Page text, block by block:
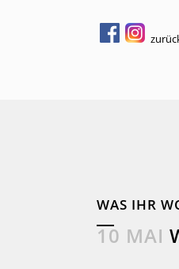
WAS IHR
10 MAI